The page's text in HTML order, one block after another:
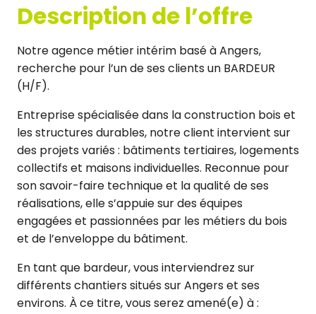
Description de l’offre
Notre agence métier intérim basé à Angers,
recherche pour l’un de ses clients un BARDEUR
(H/F).
Entreprise spécialisée dans la construction bois et
les structures durables, notre client intervient sur
des projets variés : bâtiments tertiaires, logements
collectifs et maisons individuelles. Reconnue pour
son savoir-faire technique et la qualité de ses
réalisations, elle s’appuie sur des équipes
engagées et passionnées par les métiers du bois
et de l’enveloppe du bâtiment.
En tant que bardeur, vous interviendrez sur
différents chantiers situés sur Angers et ses
environs. À ce titre, vous serez amené(e) à :